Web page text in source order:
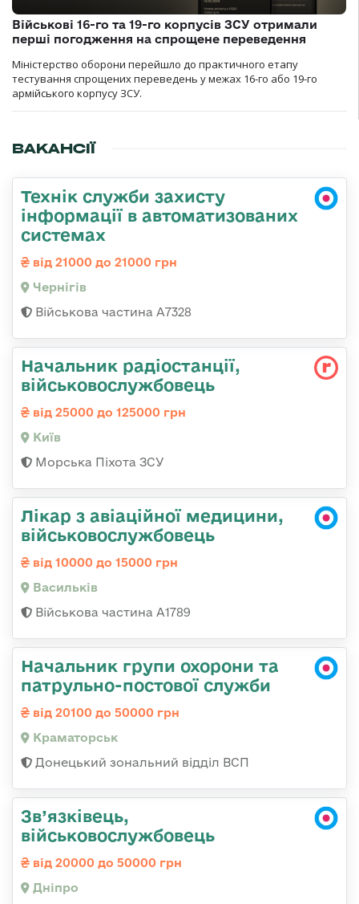
Військові 16-го та 19-го корпусів ЗСУ отримали
перші погодження на спрощене переведення
Міністерство оборони перейшло до практичного етапу
тестування спрощених переведень у межах 16-го або 19-го
армійського корпусу ЗСУ.
ВАКАНСІЇ
Технік служби захисту
інформації в автоматизованих
системах
від 21000 до 21000 грн
Чернігів
Військова частина А7328
Начальник радіостанції,
військовослужбовець
від 25000 до 125000 грн
Київ
Морська Піхота ЗСУ
Лікар з авіаційної медицини,
військовослужбовець
від 10000 до 15000 грн
Васильків
Військова частина А1789
Начальник групи охорони та
патрульно-постової служби
від 20100 до 50000 грн
Краматорськ
Донецький зональний відділ ВСП
Зв’язківець,
військовослужбовець
від 20000 до 50000 грн
Дніпро